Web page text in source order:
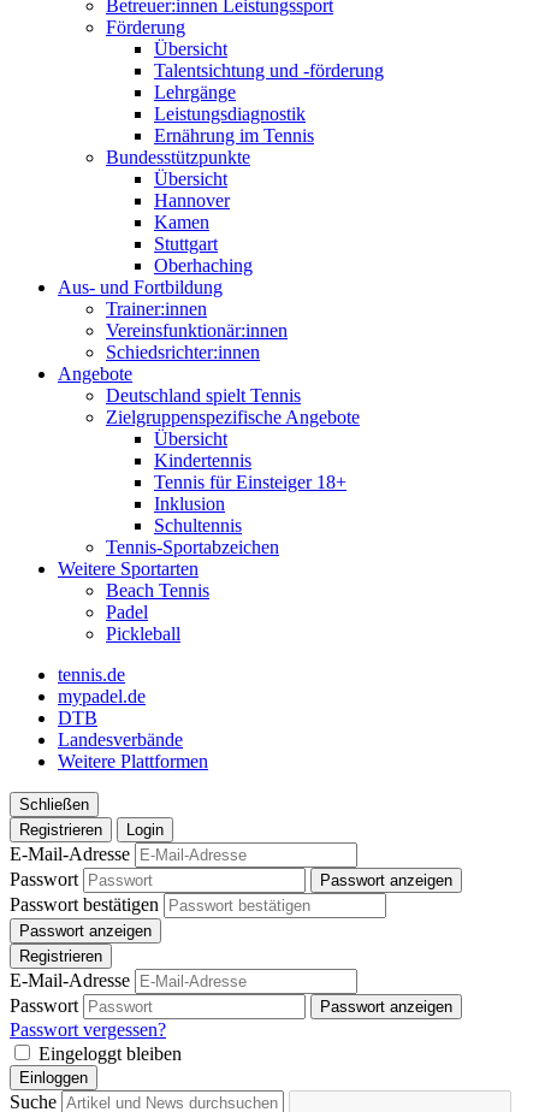
Betreuer:innen Leistungssport
Förderung
Übersicht
Talentsichtung und -förderung
Lehrgänge
Leistungsdiagnostik
Ernährung im Tennis
Bundesstützpunkte
Übersicht
Hannover
Kamen
Stuttgart
Oberhaching
Aus- und Fortbildung
Trainer:innen
Vereinsfunktionär:innen
Schiedsrichter:innen
Angebote
Deutschland spielt Tennis
Zielgruppenspezifische Angebote
Übersicht
Kindertennis
Tennis für Einsteiger 18+
Inklusion
Schultennis
Tennis-Sportabzeichen
Weitere Sportarten
Beach Tennis
Padel
Pickleball
tennis.de
mypadel.de
DTB
Landesverbände
Weitere Plattformen
Schließen
Registrieren
Login
E-Mail-Adresse
Passwort
Passwort anzeigen
Passwort bestätigen
Passwort anzeigen
Registrieren
E-Mail-Adresse
Passwort
Passwort anzeigen
Passwort vergessen?
Eingeloggt bleiben
Einloggen
Suche